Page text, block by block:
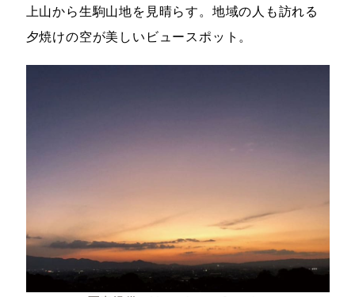
上山から生駒山地を見晴らす。地域の人も訪れる
夕焼けの空が美しいビュースポット。